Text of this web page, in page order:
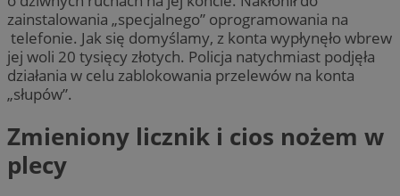
zainstalowania „specjalnego” oprogramowania na
telefonie. Jak się domyślamy, z konta wypłynęło wbrew
jej woli 20 tysięcy złotych. Policja natychmiast podjęła
działania w celu zablokowania przelewów na konta
„słupów”.
Zmieniony licznik i cios nożem w
plecy